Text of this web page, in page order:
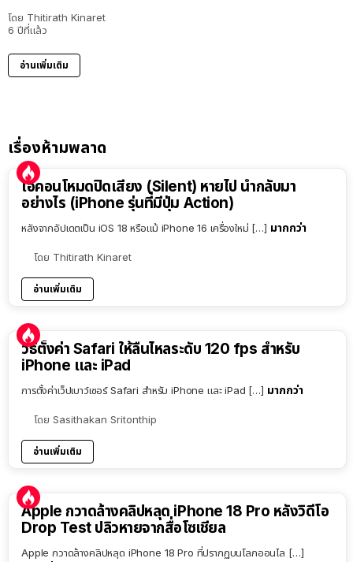
โดย Thitirath Kinaret
6 ปีที่แล้ว
อ่านเพิ่มเติม
เรื่องห้ามพลาด
ไอคอนโหมดปิดเสียง (Silent) หายไป นำกลับมา
อย่างไร (iPhone รุ่นที่มีปุ่ม Action)
หลังจากอัปเดตเป็น iOS 18 หรือแม้ iPhone 16 เครื่องใหม่ […] มากกว่า
โดย Thitirath Kinaret
อ่านเพิ่มเติม
วิธีตั้งค่า Safari ให้ลื่นไหลระดับ 120 fps สำหรับ
iPhone และ iPad
การตั้งค่าเว็ปเบาว์เซอร์ Safari สำหรับ iPhone และ iPad […] มากกว่า
โดย Sasithakan Sritonthip
อ่านเพิ่มเติม
Apple กวาดล้างคลิปหลุด iPhone 18 Pro หลังวิดีโอ
Drop Test ปลิวหายจากสื่อโซเชียล
Apple กวาดล้างคลิปหลุด iPhone 18 Pro ที่ปรากฏบนโลกออนไล […]